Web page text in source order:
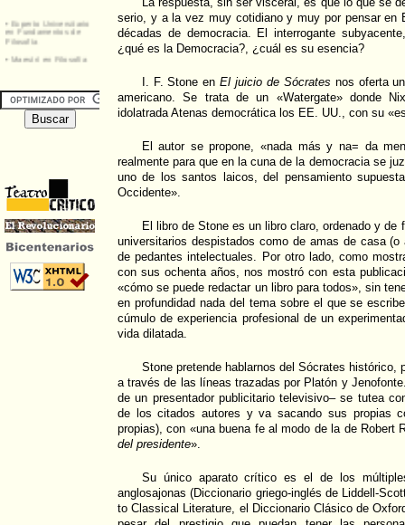
serio, y a la vez muy cotidiano y muy por pensar en
décadas de democracia. El interrogante
¿qué es la Democracia?, ¿cuál es su esencia?
I. F. Stone enEl juicio de Sócrates nos oferta
americano. Se trata de un «Watergate» donde
idolatrada Atenas democrática los EE. UU., con su
El autor se propone, «nada más y na= da
realmente para que en la cuna de la democracia se
uno de los santos laicos, del pensamiento
Occidente».
El libro de Stone es un libro claro, ordenado y de
universitarios despistados como de amas de casa
de pedantes intelectuales. Por otro lado, como
con sus ochenta años, nos mostró con esta
«cómo se puede redactar un libro para todos», sin
en profundidad nada del tema sobre el que se
cúmulo de experiencia profesional de un
vida dilatada.
Stone pretende hablarnos del Sócrates histórico,
a través de las líneas trazadas por Platón y
de un presentador publicitario televisivo– se tutea
de los citados autores y va sacando sus propias
propias), con «una buena fe al modo de la de Robert
del presidente».
Su único aparato crítico es el de los
anglosajonas (Diccionario griego-inglés de Liddell-
to Classical Literature, el Diccionario Clásico de